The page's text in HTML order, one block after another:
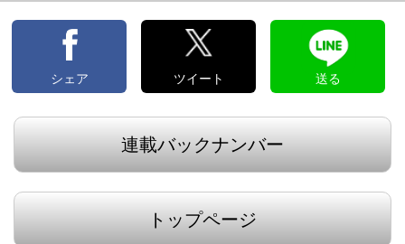
シェア ツイート 送る
連載バックナンバー
トップページ